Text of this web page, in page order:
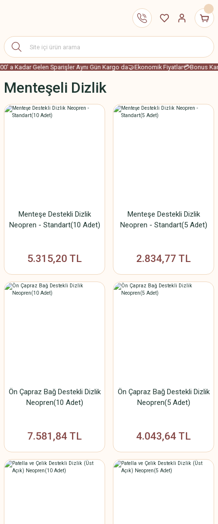
a Kadar Gelen Sparişler Aynı Gün Kargo da🤝Ekonomik Fiyatlar💳Bonus
Menteşeli Dizlik
Menteşe Destekli Dizlik
Neopren - Standart(10 Adet)
5.315,20 TL
Menteşe Destekli Dizlik
Neopren - Standart(5 Adet)
2.834,77 TL
Ön Çapraz Bağ Destekli Dizlik
Neopren(10 Adet)
7.581,84 TL
Ön Çapraz Bağ Destekli Dizlik
Neopren(5 Adet)
4.043,64 TL